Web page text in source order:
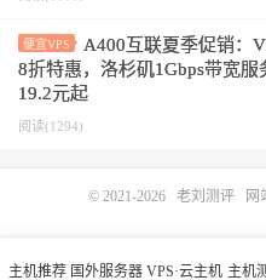
便宜VPS
A400互联夏季促销：
8折特惠，洛杉矶1Gbps带宽服
19.2元起
阅读(1294)
主机推荐 国外服务器 VPS·云主机 主机
© 2021-2026 老刘测评 网